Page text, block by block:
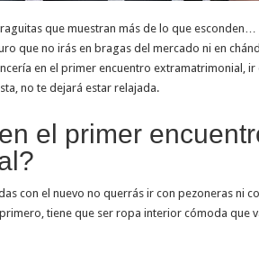
que muestran más de lo que esconden…
que no irás en bragas del mercado ni en
en el primer encuentro extramatrimonial, ir
no te dejará estar relajada.
el primer
con el nuevo no querrás ir con pezoneras ni
tiene que ser ropa interior cómoda que